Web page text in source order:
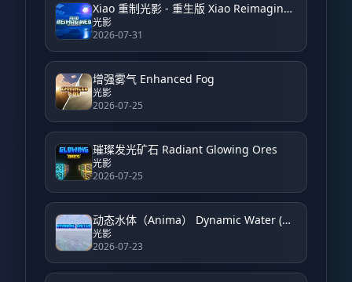
Xiao 重制光影 - 重生版 Xiao Reimagined Shader - Reborn
光影
2026-07-31
增强雾气 Enhanced Fog
光影
2026-07-25
璀璨发光矿石 Radiant Glowing Ores
光影
2026-07-25
动态水体（Anima） Dynamic Water (Anima)
光影
2026-07-23